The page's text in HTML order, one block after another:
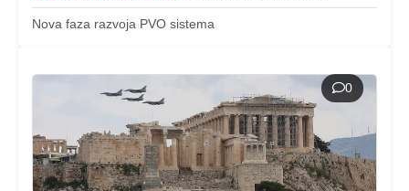
Nova faza razvoja PVO sistema
0